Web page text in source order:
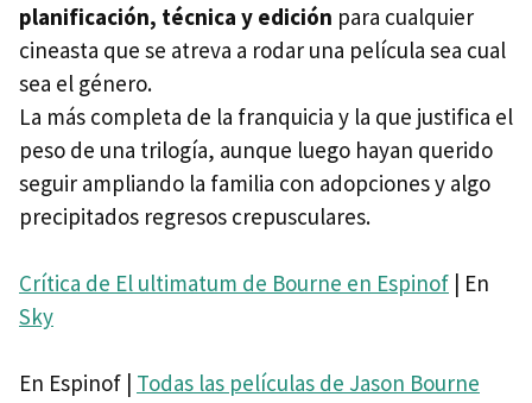
planificación, técnica y edición para cualquier
cineasta que se atreva a rodar una película sea cual
sea el género.
La más completa de la franquicia y la que justifica el
peso de una trilogía, aunque luego hayan querido
seguir ampliando la familia con adopciones y algo
precipitados regresos crepusculares.
Crítica de El ultimatum de Bourne en Espinof | En
Sky
En Espinof | Todas las películas de Jason Bourne